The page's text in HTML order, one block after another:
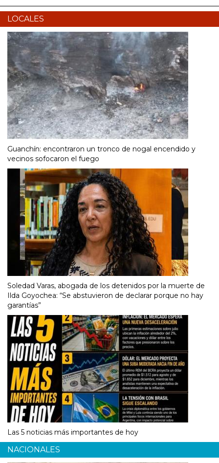
LOCALES
Guanchín: encontraron un tronco de nogal encendido y
vecinos sofocaron el fuego
Soledad Varas, abogada de los detenidos por la muerte de
Ilda Goyochea: “Se abstuvieron de declarar porque no hay
garantías”
Las 5 noticias más importantes de hoy
NACIONALES